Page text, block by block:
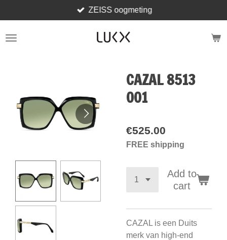
to
main
ZEISS oogmeting
CAZAL 8513
001
€525.00
FREE shipping
Add to
cart
CAZAL is een Duits
merk van high-end